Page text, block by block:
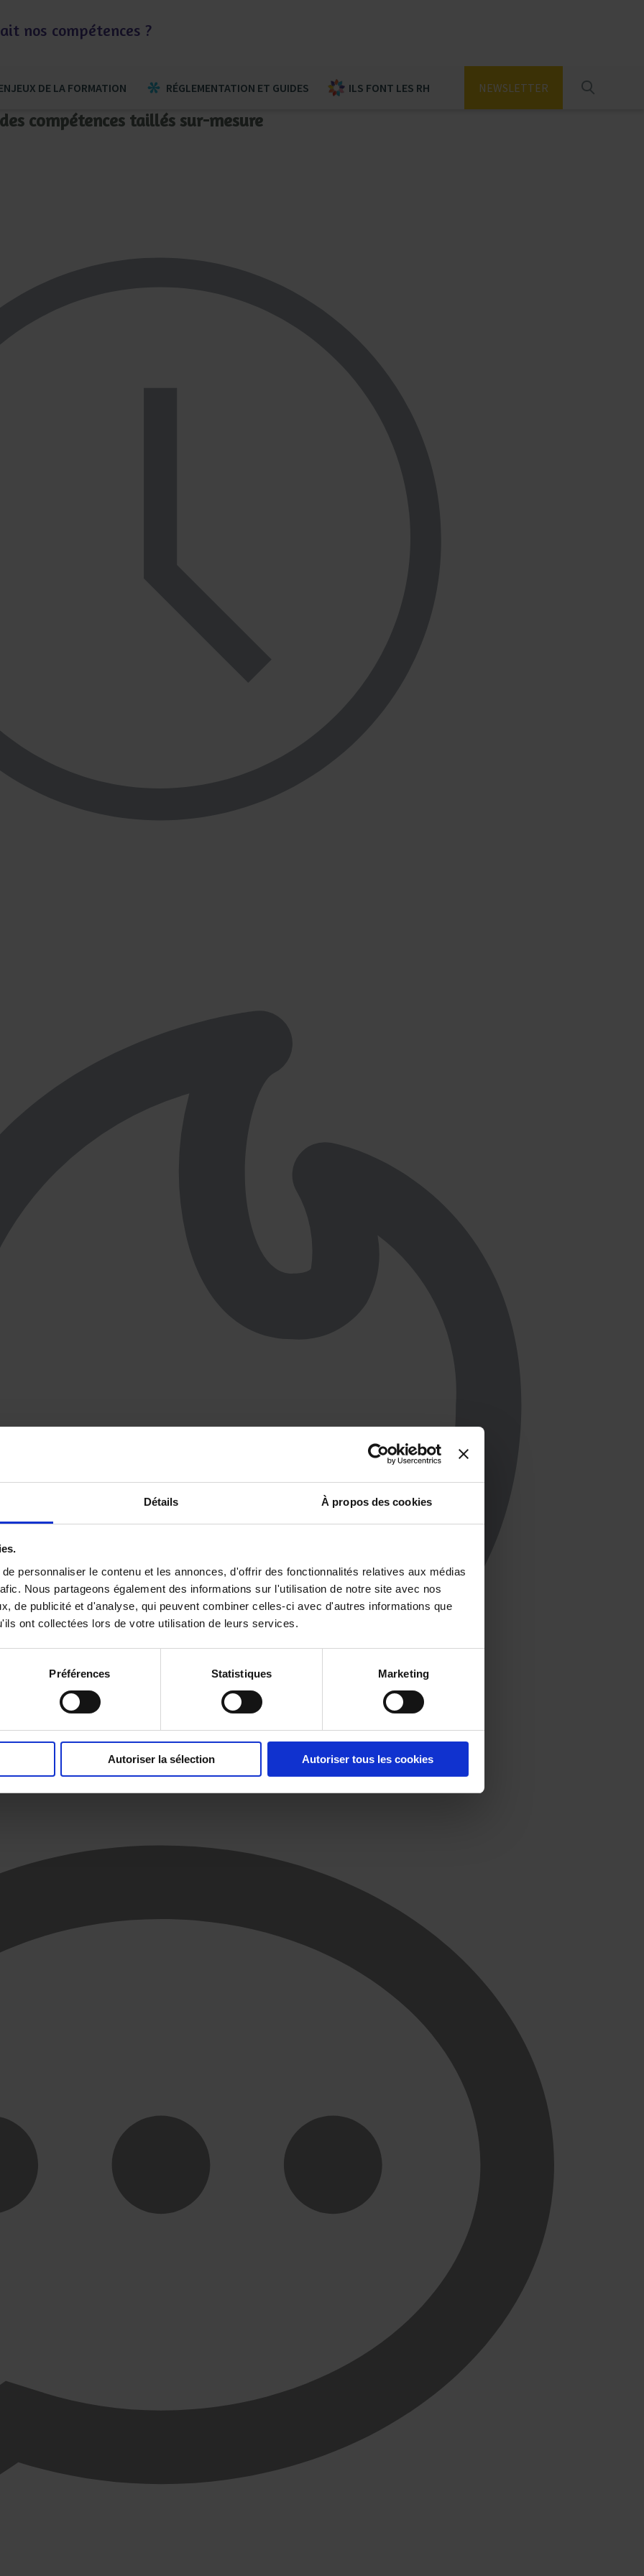
Détails À propos des cookies
personnaliser le contenu et les annonces, d'offrir des fonctionnalités relatives aux médias
Nous partageons également des informations sur l'utilisation de notre site avec nos
de publicité et d'analyse, qui peuvent combiner celles-ci avec d'autres informations que
ont collectées lors de votre utilisation de leurs services.
Préférences Statistiques Marketing
Autoriser la sélection Autoriser tous les cookies
nos compétences ?
NEWSLETTER
DE LA FORMATION RÉGLEMENTATION ET GUIDES ILS FONT LES RH
compétences taillés sur-mesure